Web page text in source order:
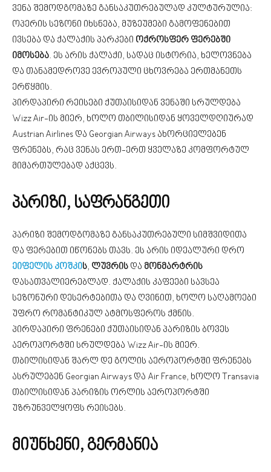
ვენა შემოდგომაზე განსაკუთრებულად კულტურულია:
ოპერის სეზონი იხსნება, მუზეუმები გამოფენებით
ივსება და ქალაქის პარკები ოქროსფერ ფერებში
იმოსება. ეს არის ქალაქი, სადაც ისტორია, ხელოვნება
და თანამედროვე ევროპული ცხოვრება ერთმანეთს
ერწყმის.
პირდაპირი რეისები ქუთაისიდან ვენაში სრულდება
Wizz Air-ის მიერ, ხოლო თბილისიდან ყოველდღიურად
Austrian Airlines და Georgian Airways ახორციელებენ
ფრენებს, რაც ვენას ერთ-ერთ ყველაზე კომფორტულ
მიმართულებად აქცევს.
პარიზი, საფრანგეთი
პარიზი შემოდგომაზე განსაკუთრებული სიმშვიდითა
და ფერებით იწონებს თავს. ეს არის იდეალური დრო
ეიფელის კოშკის, ლუვრის და მონმარტრის
დასათვალიერებლად. ქალაქის კაფეები სავსეა
სეზონური დესერტებითა და ღვინით, ხოლო საღამოები
უფრო რომანტიკულ ატმოსფეროს ქმნის.
პირდაპირი ფრენები ქუთაისიდან პარიზის ბოვეს
აეროპორტში სრულდება Wizz Air-ის მიერ.
თბილისიდან შარლ დე გოლის აეროპორტში ფრენებს
ასრულებენ Georgian Airways და Air France, ხოლო Transavia
თბილისიდან პარიზის ორლის აეროპორტში
უზრუნველყოფს რეისებს.
მიუნხენი, გერმანია